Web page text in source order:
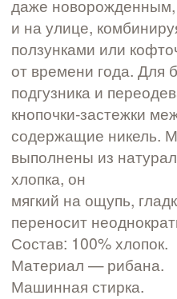
даже
и на улице,
ползунками или
от времени года. Для
подгузника и
кнопочки-застежки
содержащие никель.
выполнены из
хлопка, он
мягкий на ощупь,
переносит
Состав: 100% хлопок.
Материал — рибана.
Машинная стирка.